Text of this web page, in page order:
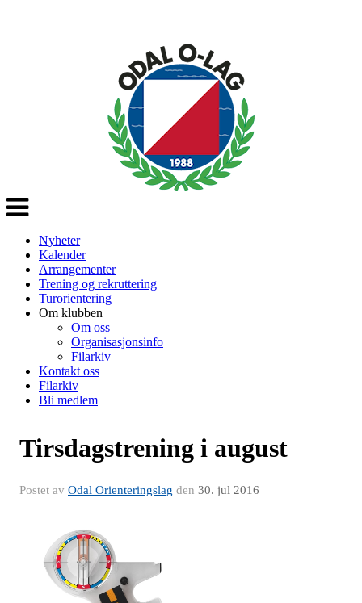
Veksle
navigasjon
Nyheter
Kalender
Arrangementer
Trening og rekruttering
Turorientering
Om klubben
Om oss
Organisasjonsinfo
Filarkiv
Kontakt oss
Filarkiv
Bli medlem
Tirsdagstrening i august
Postet av Odal Orienteringslag den 30. jul 2016